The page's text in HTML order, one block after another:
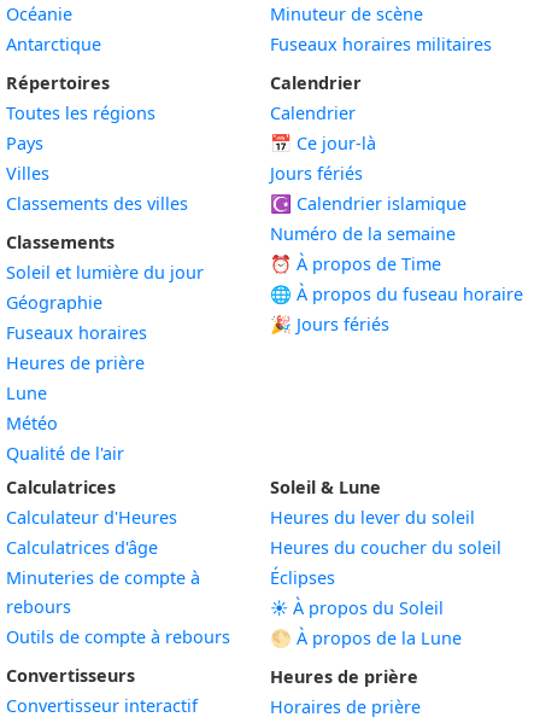
Océanie
Antarctique
Répertoires
Toutes les régions
Pays
Villes
Classements des villes
Classements
Soleil et lumière du jour
Géographie
Fuseaux horaires
Heures de prière
Lune
Météo
Qualité de l'air
Minuteur de scène
Fuseaux horaires militaires
Calendrier
Calendrier
📅 Ce jour-là
Jours fériés
☪️ Calendrier islamique
Numéro de la semaine
⏰ À propos de Time
🌐 À propos du fuseau horaire
🎉 Jours fériés
Calculatrices
Calculateur d'Heures
Calculatrices d'âge
Minuteries de compte à
rebours
Outils de compte à rebours
Convertisseurs
Convertisseur interactif
Soleil & Lune
Heures du lever du soleil
Heures du coucher du soleil
Éclipses
☀️ À propos du Soleil
🌕 À propos de la Lune
Heures de prière
Horaires de prière